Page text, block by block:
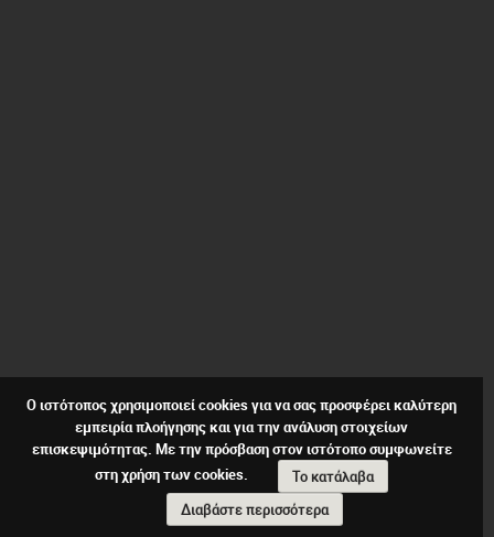
Ο ιστότοπος χρησιμοποιεί cookies για να σας προσφέρει καλύτερη
εμπειρία πλοήγησης και για την ανάλυση στοιχείων
επισκεψιμότητας. Με την πρόσβαση στον ιστότοπο συμφωνείτε
στη χρήση των cookies.
Το κατάλαβα
Διαβάστε περισσότερα